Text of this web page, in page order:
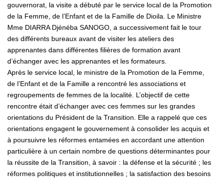
gouvernorat, la visite a débuté par le service local de la Promotion
de la Femme, de l’Enfant et de la Famille de Dioila. Le Ministre
Mme DIARRA Djénéba SANOGO, a successivement fait le tour
des différents bureaux avant de visiter les ateliers des
apprenantes dans différentes filières de formation avant
d’échanger avec les apprenantes et les formateurs.
Après le service local, le ministre de la Promotion de la Femme,
de l’Enfant et de la Famille a rencontré les associations et
regroupements de femmes de la localité. L’objectif de cette
rencontre était d’échanger avec ces femmes sur les grandes
orientations du Président de la Transition. Elle a rappelé que ces
orientations engagent le gouvernement à consolider les acquis et
à poursuivre les réformes entamées en accordant une attention
particulière à un certain nombre de questions déterminantes pour
la réussite de la Transition, à savoir : la défense et la sécurité ; les
réformes politiques et institutionnelles ; la satisfaction des besoins